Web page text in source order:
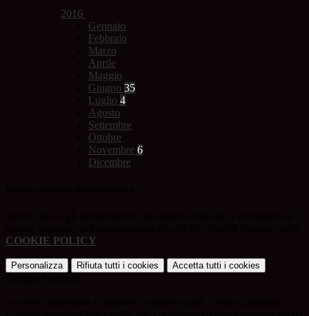
2016
Gennaio
Febbraio
Marzo
Aprile
Maggio
Giugno 35
Luglio 4
Agosto
Settembre
Ottobre
Novembre 6
Dicembre
COOKIE POLICY
Personalizza Rifiuta tutti i cookies Accetta tutti i cookies